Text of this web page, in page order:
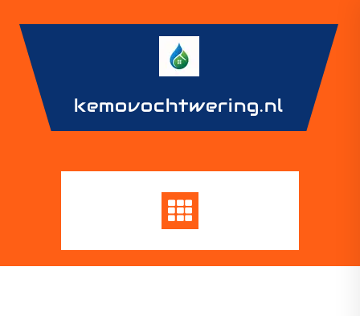
content
kemovochtwering.nl